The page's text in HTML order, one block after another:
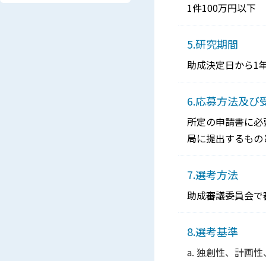
1件100万円以下
5.研究期間
助成決定日から1
6.応募方法及び
所定の申請書に
局に提出するも
7.選考方法
助成審議委員会
8.選考基準
独創性、計画